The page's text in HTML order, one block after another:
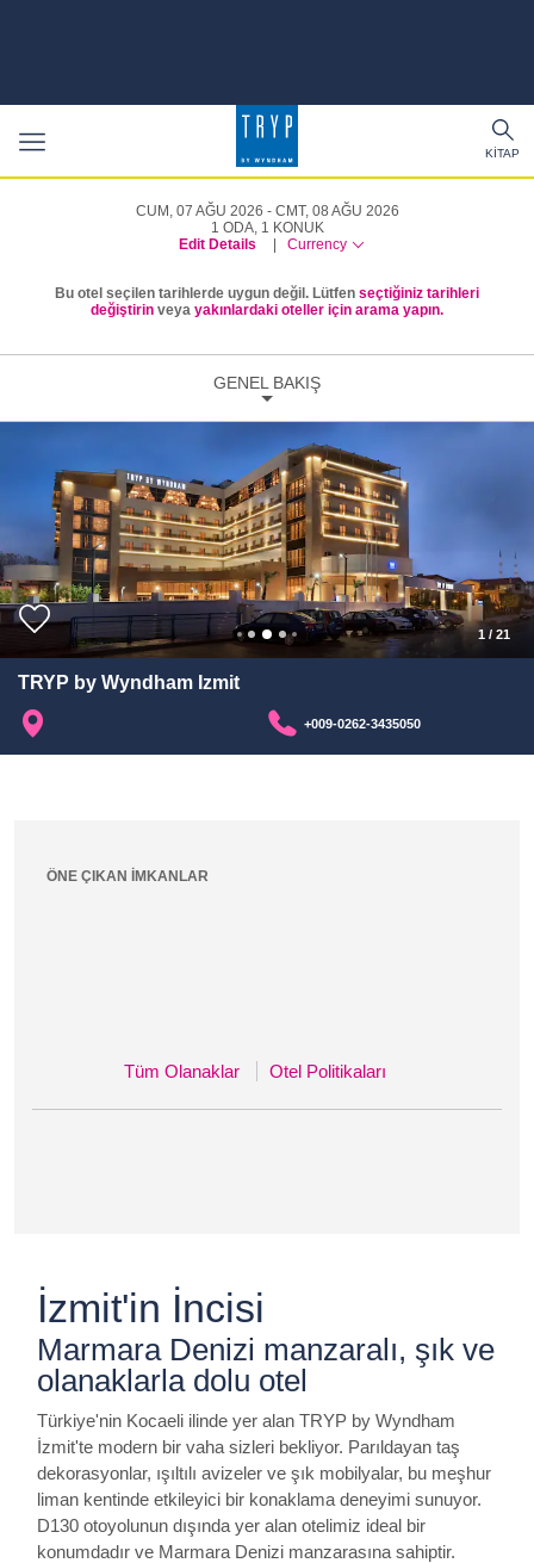
Toggle
navigation
KITAP
CUM, 07 AĞU 2026
CMT, 08 AĞU 2026
1 ODA, 1 KONUK
Edit Details
Currency
Bu otel seçilen tarihlerde uygun değil. Lütfen seçtiğiniz tarihleri
değiştirin veya yakınlardaki oteller için arama yapın.
GENEL BAKIŞ
1 / 21
TRYP by Wyndham Izmit
+009-0262-3435050
ÖNE ÇIKAN İMKANLAR
Tüm Olanaklar Otel Politikaları
İzmit'in İncisi
Marmara Denizi manzaralı, şık ve
olanaklarla dolu otel
Türkiye'nin Kocaeli ilinde yer alan TRYP by Wyndham
İzmit'te modern bir vaha sizleri bekliyor. Parıldayan taş
dekorasyonlar, ışıltılı avizeler ve şık mobilyalar, bu meşhur
liman kentinde etkileyici bir konaklama deneyimi sunuyor.
D130 otoyolunun dışında yer alan otelimiz ideal bir
konumdadır ve Marmara Denizi manzarasına sahiptir.